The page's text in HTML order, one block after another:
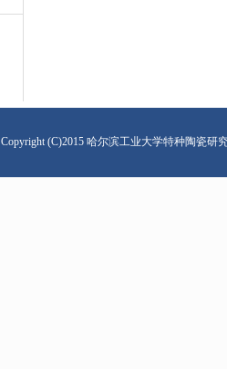
Copyright (C)2015 哈尔滨工业大学特种陶瓷